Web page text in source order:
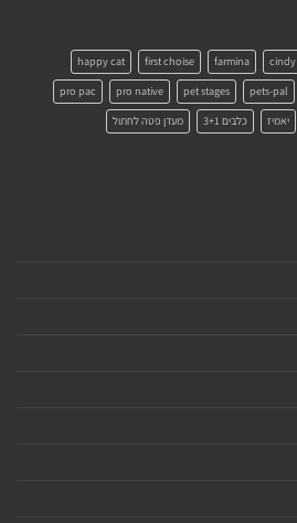
cindy
farmina
first choise
happy cat
pets-pal
pet stages
pro native
pro pac
יאמיז כלבים 3+1 מעדן פטה לחתול